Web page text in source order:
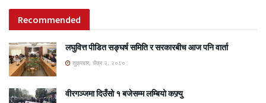
Recommended
लघुवित्त पीडित सङ्घर्ष समिति र सरकारबीच आज पनि वार्ता
शुक्रबार, चैत्र २, २०८०
वीरगञ्जमा दिउँसो १ बजेसम्म लम्बियो कफ्र्यु